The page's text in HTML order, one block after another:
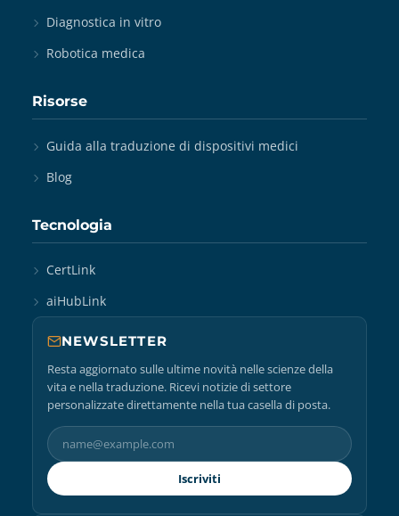
Diagnostica in vitro
Robotica medica
Risorse
Guida alla traduzione di dispositivi medici
Blog
Tecnologia
CertLink
aiHubLink
NEWSLETTER
Resta aggiornato sulle ultime novità nelle scienze della
vita e nella traduzione. Ricevi notizie di settore
personalizzate direttamente nella tua casella di posta.
Iscriviti